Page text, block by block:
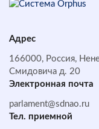
Адрес
166000, Россия,
Смидовича д. 20
Электронная почта
parlament@sdnao.ru
Тел. приемной